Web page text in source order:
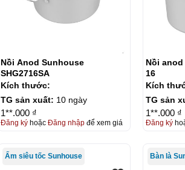
Nồi Anod Sunhouse
SHG2716SA
Kích thước:
TG sản xuất: 10 ngày
1**.000 ₫
Đăng kýhoặc Đăng nhậpđể xem giá
Nồi anod
16
Kích
TG sản
1**.000 ₫
Đăng ký
Ấm siêu tốc Sunhouse Bàn là